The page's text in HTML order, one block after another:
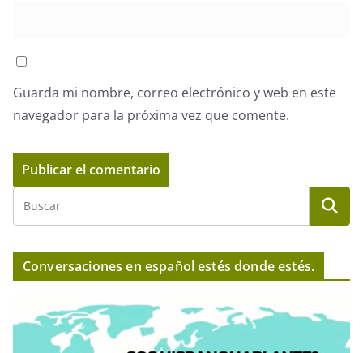
Guarda mi nombre, correo electrónico y web en este
navegador para la próxima vez que comente.
Conversaciones en español estés donde estés.
e